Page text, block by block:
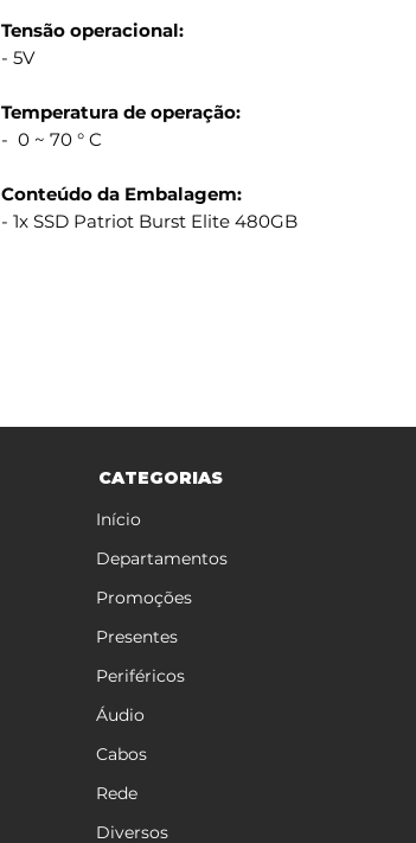
Tensão operacional:
- 5V
Temperatura de operação:
- 0 ~ 70 ° C
Conteúdo da Embalagem:
- 1x SSD Patriot Burst Elite 480GB
CATEGORIAS
Início
Departamentos
Promoções
Presentes
Periféricos
Áudio
Cabos
Rede
Diversos